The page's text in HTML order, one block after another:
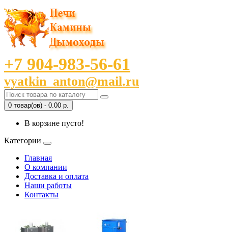
+7 904-983-56-61
vyatkin_anton@mail.ru
0 товар(ов) - 0.00 р.
В корзине пусто!
Категории
Главная
О компании
Доставка и оплата
Наши работы
Контакты